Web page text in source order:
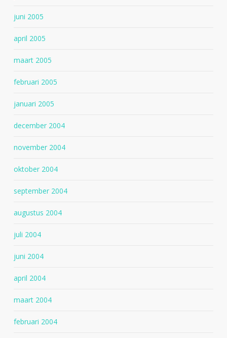
juni 2005
april 2005
maart 2005
februari 2005
januari 2005
december 2004
november 2004
oktober 2004
september 2004
augustus 2004
juli 2004
juni 2004
april 2004
maart 2004
februari 2004